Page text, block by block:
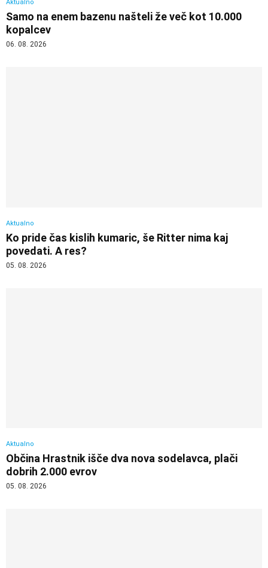
Aktualno
Samo na enem bazenu našteli že več kot 10.000
kopalcev
06. 08. 2026
Aktualno
Ko pride čas kislih kumaric, še Ritter nima kaj
povedati. A res?
05. 08. 2026
Aktualno
Občina Hrastnik išče dva nova sodelavca, plači
dobrih 2.000 evrov
05. 08. 2026